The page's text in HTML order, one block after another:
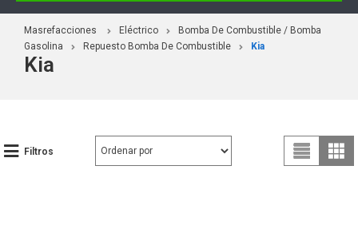
Masrefacciones Eléctrico
Bomba De Combustible / Bomba
Gasolina
Repuesto Bomba De Combustible Kia
Kia
Filtros